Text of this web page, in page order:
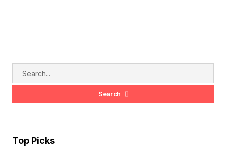
Search
Top Picks